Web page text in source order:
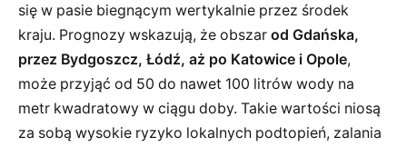
się w pasie biegnącym wertykalnie przez środek
kraju. Prognozy wskazują, że obszar od Gdańska,
przez Bydgoszcz, Łódź, aż po Katowice i Opole,
może przyjąć od 50 do nawet 100 litrów wody na
metr kwadratowy w ciągu doby. Takie wartości niosą
za sobą wysokie ryzyko lokalnych podtopień, zalania